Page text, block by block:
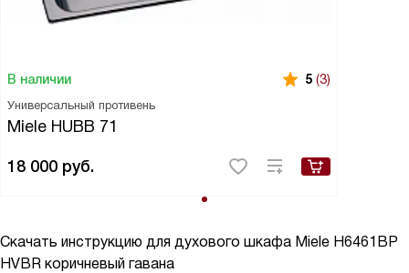
В наличии 5 (3)
Универсальный противень
Miele HUBB 71
18 000 руб.
Скачать инструкцию для духового шкафа Miele H6461BP
HVBR коричневый гавана